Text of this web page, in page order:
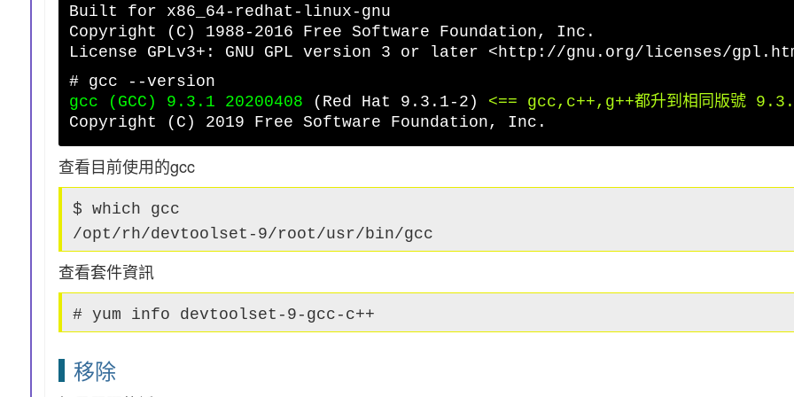
Built for x86_64-redhat-linux-gnu
Copyright (C) 1988-2016 Free Software Foundation, Inc.
License GPLv3+: GNU GPL version 3 or later <http://gnu.org/licenses/
# gcc --version
gcc (GCC) 9.3.1 20200408 (Red Hat 9.3.1-2)
<== gcc,c++,g++都升到相同版號
Copyright (C) 2019 Free Software Foundation, Inc.
查看目前使用的gcc
$ which gcc
/opt/rh/devtoolset-9/root/usr/bin/gcc
查看套件資訊
# yum info devtoolset-9-gcc-c++
移除